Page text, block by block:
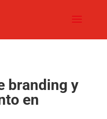
branding y
en